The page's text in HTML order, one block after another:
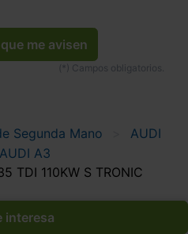
me avisen
interesa
Segunda Mano
AUDI
AUDI A3
TDI 110KW S TRONIC